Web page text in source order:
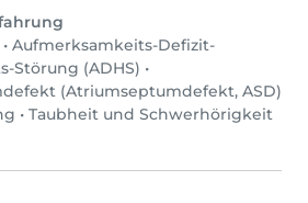
• Aufmerksamkeits-Defizit-
Störung (ADHS) •
(Atriumseptumdefekt, ASD)
• Taubheit und Schwerhörigkeit